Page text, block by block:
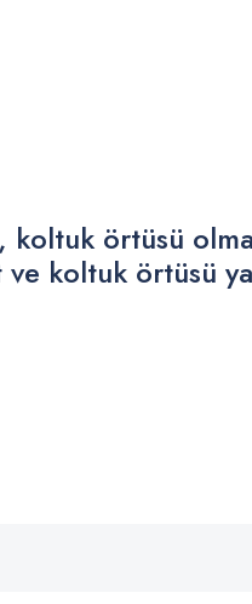
koltuk örtüsü
koltuk örtüsü